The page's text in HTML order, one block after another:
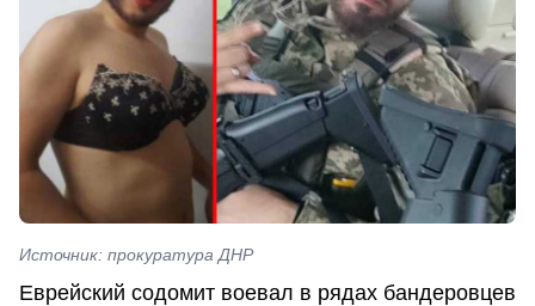
Источник: прокуратура ДНР
Еврейский содомит воевал в рядах бандеровцев